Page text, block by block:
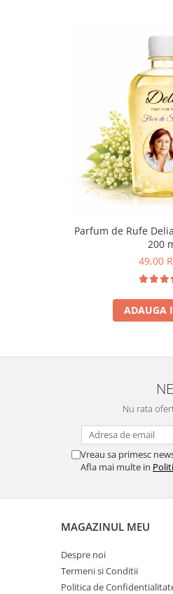
Parfum de Rufe
200
49,00
ADAUGA
Nu rata
Vreau sa primesc
Afla mai multe in
MAGAZINUL MEU
Despre noi
Termeni si Conditii
Politica de